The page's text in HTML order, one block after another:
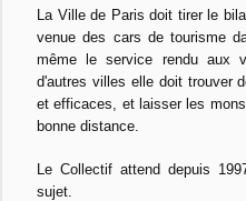
La Ville de Paris doit tirer le
venue des cars de tourisme
même le service rendu aux
d'autres villes elle doit trouver
et efficaces, et laisser les
bonne distance.
Le Collectif attend depuis
sujet.